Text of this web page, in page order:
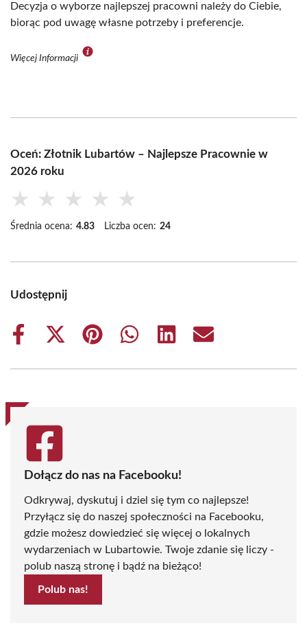
Decyzja o wyborze najlepszej pracowni należy do Ciebie,
biorąc pod uwagę własne potrzeby i preferencje.
Więcej Informacji
Oceń: Złotnik Lubartów – Najlepsze Pracownie w
2026 roku
★ ★ ★ ★ ★
Średnia ocena: 4.83 Liczba ocen: 24
Udostępnij
Share
Share
(Twitter)
Share
Share
Share
Share
Dołącz do nas na Facebooku!
Odkrywaj, dyskutuj i dziel się tym co najlepsze!
Przyłącz się do naszej społeczności na Facebooku,
gdzie możesz dowiedzieć się więcej o lokalnych
wydarzeniach w Lubartowie. Twoje zdanie się liczy -
polub naszą stronę i bądź na bieżąco!
Polub nas!